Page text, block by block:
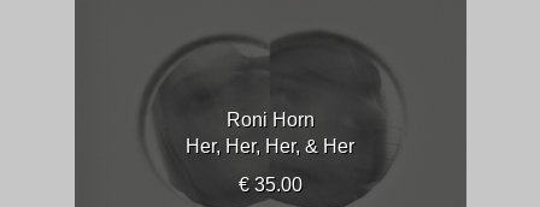
Roni Horn
Her, Her, Her, & Her
€ 35.00